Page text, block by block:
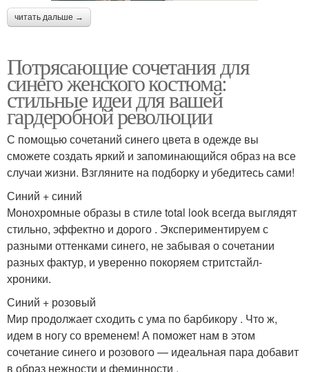
читать дальше →
Потрясающие сочетания для
синего женского костюма:
стильные идеи для вашей
гардеробной революции
С помощью сочетаний синего цвета в одежде вы
сможете создать яркий и запоминающийся образ на все
случаи жизни. Взгляните на подборку и убедитесь сами!
Синий + синий
Монохромные образы в стиле total look всегда выглядят
стильно, эффектно и дорого . Экспериментируем с
разными оттенками синего, не забывая о сочетании
разных фактур, и уверенно покоряем стритстайл-
хроники.
Синий + розовый
Мир продолжает сходить с ума по барбикору . Что ж,
идем в ногу со временем! А поможет нам в этом
сочетание синего и розового — идеальная пара добавит
в образ нежности и феминности .